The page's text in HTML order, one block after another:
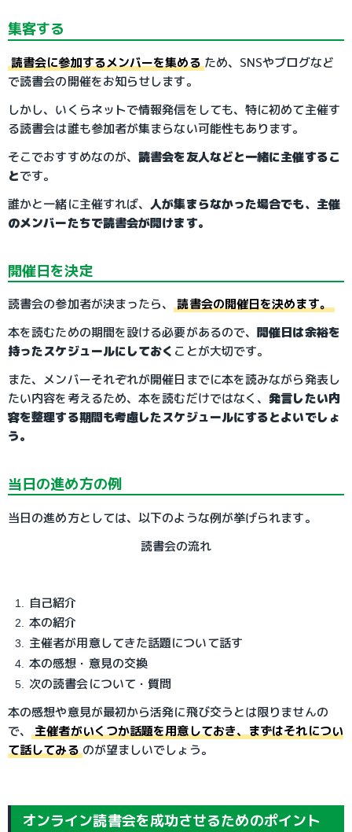
集客する
読書会に参加するメンバーを集めるため、SNSやブログなど
で読書会の開催をお知らせします。
しかし、いくらネットで情報発信をしても、特に初めて主催す
る読書会は誰も参加者が集まらない可能性もあります。
そこでおすすめなのが、読書会を友人などと一緒に主催するこ
とです。
誰かと一緒に主催すれば、人が集まらなかった場合でも、主催
のメンバーたちで読書会が開けます。
開催日を決定
読書会の参加者が決まったら、読書会の開催日を決めます。
本を読むための期間を設ける必要があるので、開催日は余裕を
持ったスケジュールにしておく ことが大切です。
また、メンバーそれぞれが開催日までに本を読みながら発表し
たい内容を考えるため、本を読むだけではなく、発言したい内
容を整理する期間も考慮したスケジュールにするとよいでしょ
う。
当日の進め方の例
当日の進め方としては、以下のような例が挙げられます。
読書会の流れ
自己紹介
本の紹介
主催者が用意してきた話題について話す
本の感想・意見の交換
次の読書会について・質問
本の感想や意見が最初から活発に飛び交うとは限りませんの
で、主催者がいくつか話題を用意しておき、まずはそれについ
て話してみるのが望ましいでしょう。
オンライン読書会を成功させるためのポイント